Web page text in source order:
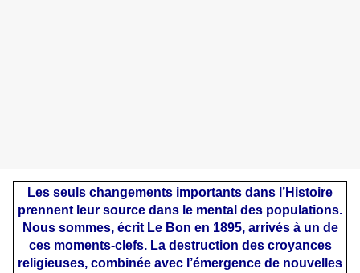
Les seuls changements importants dans l’Histoire
prennent leur source dans le mental des populations.
Nous sommes, écrit Le Bon en 1895, arrivés à un de
ces moments-clefs. La destruction des croyances
religieuses, combinée avec l’émergence de nouvelles